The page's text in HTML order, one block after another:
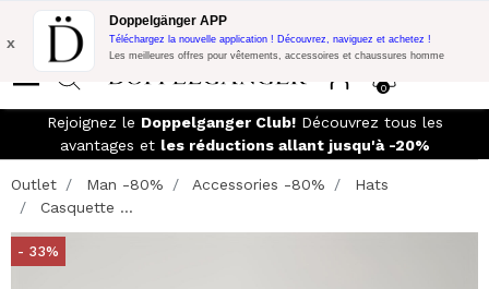
Promo Flash: 10% de réduction supplémentaire sur 300€ d'achat
avec le code:
0
x
Doppelgänger APP
Téléchargez la nouvelle application ! Découvrez, naviguez et achetez !
Les meilleures offres pour vêtements, accessoires et chaussures homme
Rejoignez le Doppelganger Club!Découvrez tous les
avantages et les réductions allant jusqu'à -20%
Outlet Man -80% Accessories -80%
Hats
Casquette ...
- 33%